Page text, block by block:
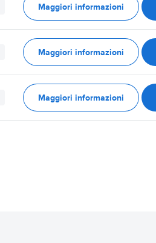
Maggiori informazioni
Maggiori informazioni
Maggiori informazioni